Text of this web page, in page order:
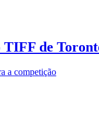
TIFF de
a competição